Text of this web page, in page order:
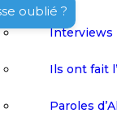
Interviews
Ils ont fait
Paroles
oublié ?